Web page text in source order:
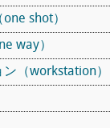
shot）
way）
（workstation）